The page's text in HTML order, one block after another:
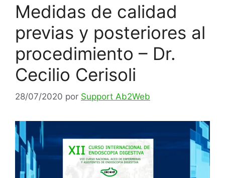
Medidas de calidad
previas y posteriores al
procedimiento – Dr.
Cecilio Cerisoli
28/07/2020 por Support Ab2Web